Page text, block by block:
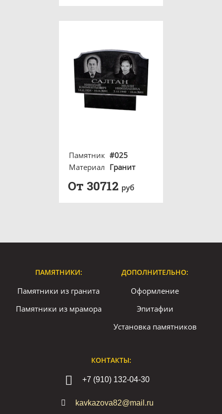
Памятник #025
Материал Гранит
От 30712 руб
ПАМЯТНИКИ:
Памятники из гранита
Памятники из мрамора
ДОПОЛНИТЕЛЬНО:
Оформление
Эпитафии
Установка памятников
КОНТАКТЫ:
+7 (910) 132-04-30
kavkazova82@mail.ru